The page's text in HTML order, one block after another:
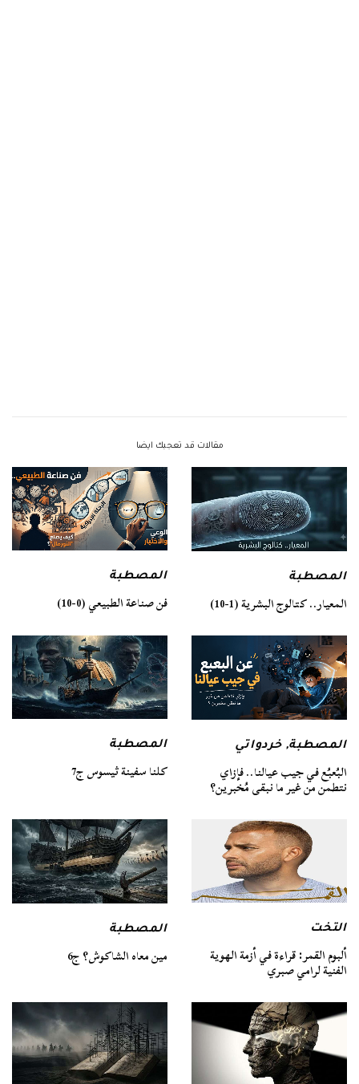
مقالات قد تعجبك ايضا
المصطبة
المعيار.. كتالوج البشرية (1-10)
المصطبة
فن صناعة الطبيعي (0-10)
المصطبة,خردواتي
البُعبُع في جيب عيالنا.. فإزاي
نتطمن من غير ما نبقى مُخبرين؟
المصطبة
كلنا سفينة ثيسوس ج7
التخت
ألبوم القمر: قراءة في أزمة الهوية
الفنية لرامي صبري
المصطبة
مين معاه الشاكوش؟ ج6